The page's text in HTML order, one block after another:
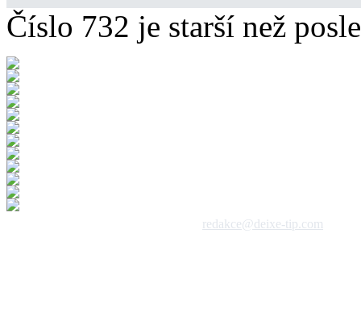
Číslo 732 je starší než
redakce@deixe-tip.com